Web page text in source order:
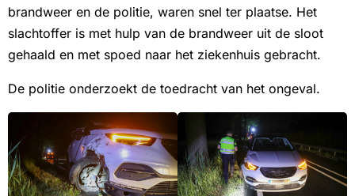
brandweer en de politie, waren snel ter plaatse. Het
slachtoffer is met hulp van de brandweer uit de sloot
gehaald en met spoed naar het ziekenhuis gebracht.
De politie onderzoekt de toedracht van het ongeval.